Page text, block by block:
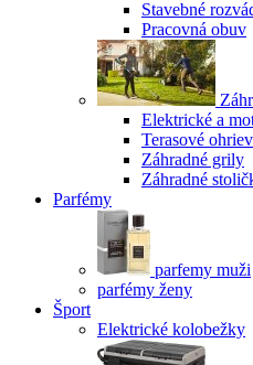
Stavebné
Pracovná obuv
Elektrické a
Terasové
Záhradné grily
Záhradné
Parfémy
parfemy muži
parfémy ženy
Šport
Elektrické kolobežky